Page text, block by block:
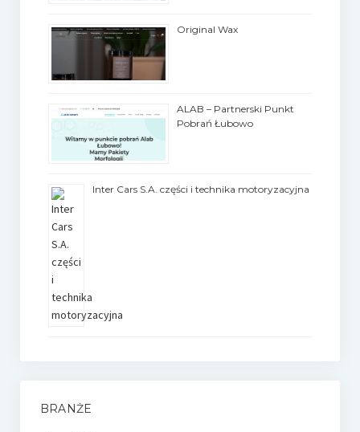
Original Wax
ALAB – Partnerski Punkt
Pobrań Łubowo
Inter Cars S.A. części i technika motoryzacyjna
BRANŻE